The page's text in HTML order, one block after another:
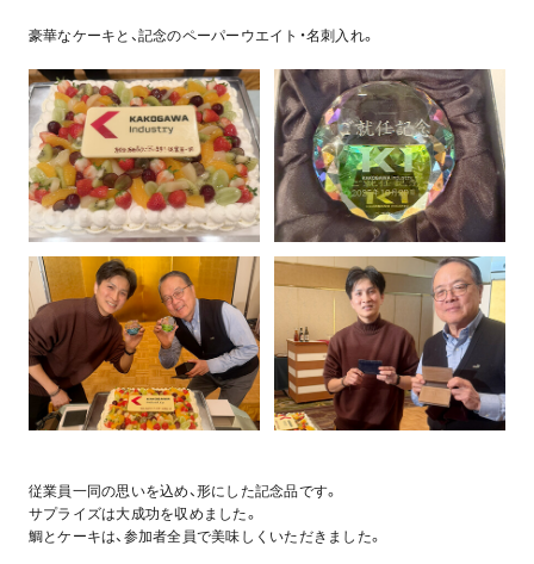
豪華なケーキと、記念のペーパーウエイト・名刺入れ。
従業員一同の思いを込め、形にした記念品です。
サプライズは大成功を収めました。
鯛とケーキは、参加者全員で美味しくいただきました。